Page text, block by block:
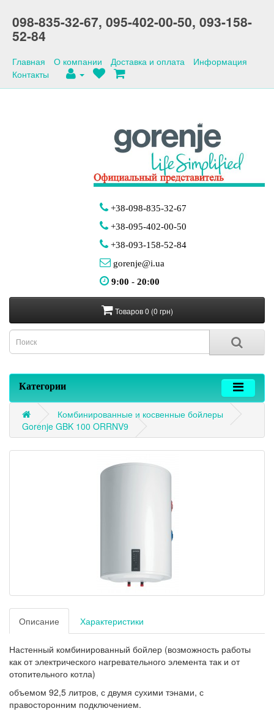
098-835-32-67, 095-402-00-50, 093-158-
52-84
Главная О компании Доставка и оплата
Информация
Контакты
+38-098-835-32-67
+38-095-402-00-50
+38-093-158-52-84
gorenje@i.ua
9:00 - 20:00
Товаров 0 (0 грн)
Категории
Комбинированные и косвенные бойлеры
Gorenje GBK 100 ORRNV9
Описание Характеристики
Настенный комбинированный бойлер (возможность работы
как от электрического нагревательного элемента так и от
отопительного котла)
Подробнее:https://bt.rozetka.com.ua/gorenje-
gbk-
объемом 92,5 литров, с двумя сухими тэнами, с
правосторонним подключением.